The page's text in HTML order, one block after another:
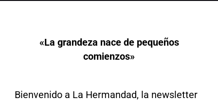
«La grandeza nace de pequeños
comienzos»
Bienvenido a La Hermandad, la newsletter